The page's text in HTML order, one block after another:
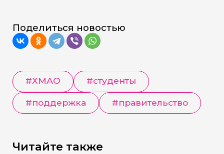
Поделиться новостью
#ХМАО #студенты
#поддержка #правительство
Читайте также